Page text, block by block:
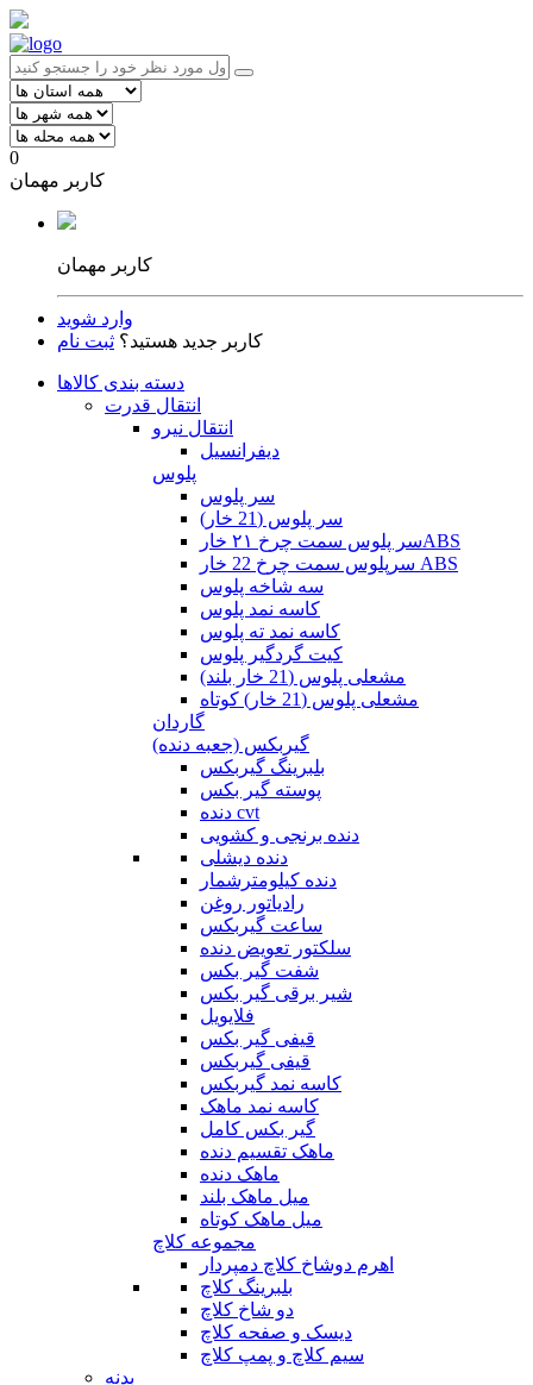
0
کاربر مهمان
کاربر مهمان
وارد شوید
کاربر جدید هستید؟ ثبت نام
دسته بندی کالاها
انتقال قدرت
انتقال نیرو
دیفرانسیل
پلوس
سر پلوس
سر پلوس (21 خار)
سر پلوس سمت چرخ ۲۱ خارABS
سرپلوس سمت چرخ 22 خار ABS
سه شاخه پلوس
کاسه نمد پلوس
کاسه نمد ته پلوس
کیت گردگیر پلوس
مشعلی پلوس (21 خار بلند)
مشعلی پلوس (21 خار) کوتاه
گاردان
گیربکس (جعبه دنده)
بلبرینگ گیربکس
پوسته گیر بکس
دنده cvt
دنده برنجی و کشویی
دنده دیشلی
دنده کیلومترشمار
رادیاتور روغن
ساعت گیربکس
سلکتور تعویض دنده
شفت گیر بکس
شیر برقی گیر بکس
فلایویل
قیفی گیر بکس
قیفی گیربکس
کاسه نمد گیربکس
کاسه نمد ماهک
گیر بکس کامل
ماهک تقسیم دنده
ماهک دنده
میل ماهک بلند
میل ماهک کوتاه
مجموعه کلاچ
اهرم دوشاخ کلاچ دمپردار
بلبرینگ کلاچ
دو شاخ کلاچ
دیسک و صفحه کلاچ
سیم کلاچ و پمپ کلاچ
بدنه